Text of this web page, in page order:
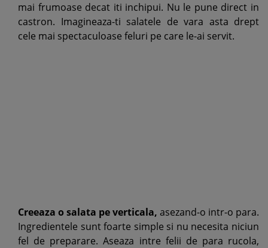
mai frumoase decat iti inchipui. Nu le pune direct in
castron. Imagineaza-ti salatele de vara asta drept
cele mai spectaculoase feluri pe care le-ai servit.
Creeaza o salata pe verticala, asezand-o intr-o para.
Ingredientele sunt foarte simple si nu necesita niciun
fel de preparare. Aseaza intre felii de para rucola,